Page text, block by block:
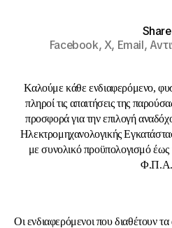
Share
Facebook,X, Email,
Καλούμε κάθε ενδιαφερόμενο,
πληροί τις απαιτήσεις της
προσφορά για την επιλογή
Ηλεκτρομηχανολογικής
με συνολικό προϋπολογισμό έως
Φ.Π.Α.
Οι ενδιαφερόμενοι που διαθέτουν